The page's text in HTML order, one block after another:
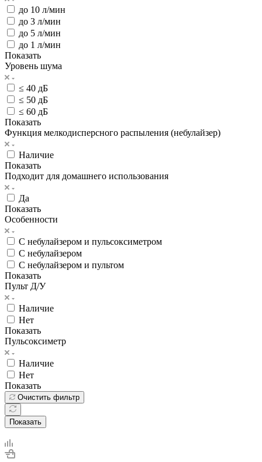
до 10 л/мин
до 3 л/мин
до 5 л/мин
до 1 л/мин
Показать
Уровень шума
≤ 40 дБ
≤ 50 дБ
≤ 60 дБ
Показать
Функция мелкодисперсного распыления (небулайзер)
Наличие
Показать
Подходит для домашнего использования
Да
Показать
Особенности
С небулайзером и пульсоксиметром
С небулайзером
С небулайзером и пультом
Показать
Пульт Д/У
Наличие
Нет
Показать
Пульсоксиметр
Наличие
Нет
Показать
Очистить фильтр
Показать